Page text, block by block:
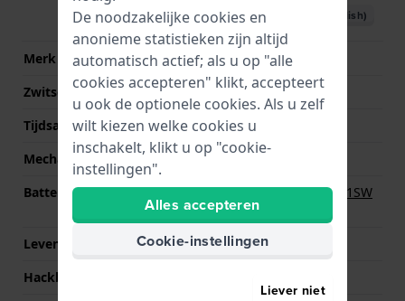
Download handboek (English)
Merk uurwerk
Miyota
Zwitsers uurwerk
Nee
Tijdsaanduiding
Analoog
Mechanisme
Quartz
Batterij
Renata R364 364 / SR621SW
Batterij
Levensduur batterij
60 Maanden
Hackbaar
De noodzakelijke cookies en
anonieme statistieken zijn altijd
automatisch actief; als u op "alle
cookies accepteren" klikt, accepteert
u ook de optionele cookies. Als u zelf
wilt kiezen welke cookies u
inschakelt, klikt u op "cookie-
instellingen".
Alles accepteren
Cookie-instellingen
Liever niet